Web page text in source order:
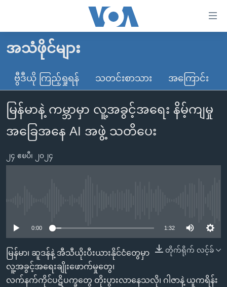
လွယ်ကူ
သည့်
Link
များ
ပင်မ
သို့
စာမျက်နှာ
သို့
ကျော်
မူလစာမျက်နှာ
မြန်မာ
ကမ္ဘာ့သတင်းများ
နိုင်ငံတကာ
အမေရိကန်
အစ္စရေး-ပါလက်စတိုင်း
ဗွီဒီယို
သတင်းလွတ်လပ်ခွင့်
ရပ်ဝန်းတခု လမ်းတခု အလွန်
အင်္ဂလိပ်စာလေ့လာမယ်
ဗွီအိုအေ လူမှုကွန်ယက်များ
အသံဖိုင်များ
ဗွီဒီယို ကြည့်ရှုရန် သတင်းစာသား အကြောင်း
မြန်မာနဲ့ ကမ္ဘာမှာ လူ့အခွင့်အရေး နိမ့်ကျမှု
အခြေအနေ AI အဖွဲ့ သတိပေး
၂၄ ဧၿပီ၊ ၂၀၂၄
0:00 1:32
တိုက်ရိုက် လင့်ခ်
မြန်မာ၊ ဆူဒန်နဲ့ အီသီယိုးပီးယားနိုင်ငံတွေမှာ
လူ့အခွင့်အရေးချိုးဖောက်မှုတွေ၊
လက်နက်ကိုင်ပဋိပက္ခတွေ တိုးပွားလာနေသလို၊ ဂါဇာနဲ့ ယူကရိန်း